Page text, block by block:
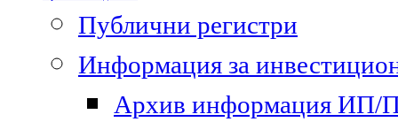
Публични регистри
Информация за
Архив информация ИП/